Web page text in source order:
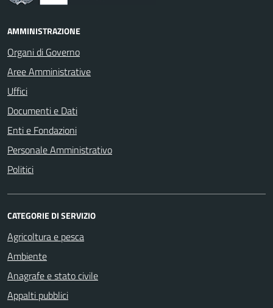
AMMINISTRAZIONE
Organi di Governo
Aree Amministrative
Uffici
Documenti e Dati
Enti e Fondazioni
Personale Amministrativo
Politici
CATEGORIE DI SERVIZIO
Agricoltura e pesca
Ambiente
Anagrafe e stato civile
Appalti pubblici